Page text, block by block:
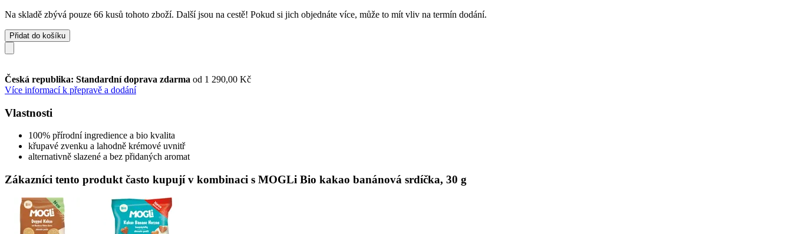
Na skladě zbývá pouze 66 kusů tohoto zboží. Další jsou na cestě! Pokud si jich objednáte více, může to mít vliv na termín dodání.
Přidat do košíku
Česká republika: Standardní doprava zdarma od 1 290,00 Kč
Více informací k přepravě a dodání
Vlastnosti
100% přírodní ingredience a bio kvalita
křupavé zvenku a lahodně krémové uvnitř
alternativně slazené a bez přidaných aromat
Zákazníci tento produkt často kupují v kombinaci s MOGLi Bio kakao banánová srdíčka, 30 g